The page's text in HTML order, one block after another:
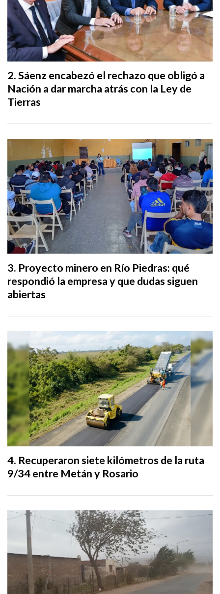
Sáenz encabezó el rechazo que obligó a
Nación a dar marcha atrás con la Ley de
Tierras
Proyecto minero en Río Piedras: qué
respondió la empresa y que dudas siguen
abiertas
Recuperaron siete kilómetros de la ruta
9/34 entre Metán y Rosario